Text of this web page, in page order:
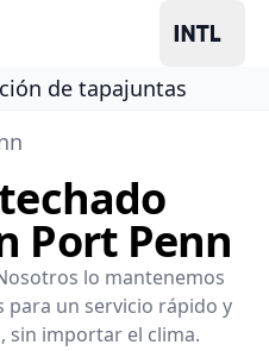
de tapajuntas
Port Penn
lo mantenemos
un servicio rápido y
sin importar el clima.